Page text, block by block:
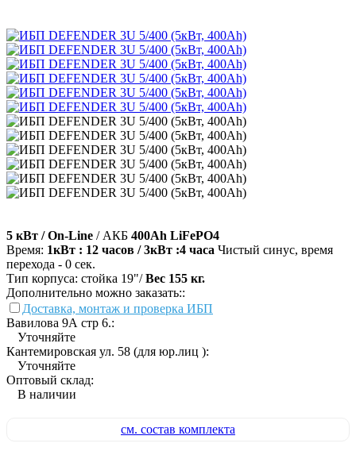
5 кВт / On-Line / АКБ 400Ah LiFePO4
Время: 1кВт : 12 часов / 3кВт :4 часа Чистый синус, время
перехода - 0 сек.
Тип корпуса: стойка 19"/Вес 155 кг.
Дополнительно можно заказать::
Доставка, монтаж и проверка ИБП
Вавилова 9А стр 6.:
Уточняйте
Кантемировская ул. 58 (для юр.лиц ):
Уточняйте
Оптовый склад:
В наличии
см. состав комплекта